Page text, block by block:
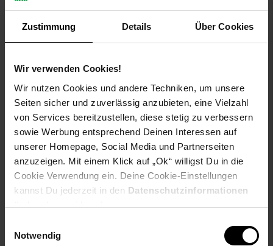
Zustimmung Details Über Cookies
Wir verwenden Cookies!
Wir nutzen Cookies und andere Techniken, um unsere
Seiten sicher und zuverlässig anzubieten, eine Vielzahl
von Services bereitzustellen, diese stetig zu verbessern
sowie Werbung entsprechend Deinen Interessen auf
unserer Homepage, Social Media und Partnerseiten
anzuzeigen. Mit einem Klick auf „Ok“ willigst Du in die
Cookie Verwendung ein. Deine Cookie-Einstellungen
kannst Du jederzeit in den Datenschutzinformationen
ändern bzw. widerrufen.
Notwendig
Produktbeschreibung
Unser geräumiges Gewächszelt ist winterfest und schützt
Deine Pflanzen, Gemüse, Obstbäume, Kräuter, Blumen
zuverlässig vor Wetter und Ungeziefer. Das Pflanzenzelt ist
lichtdurchlässig und schafft ein warmes Klima, womit selbst
die anspruchsvollsten Pflanzen ideale Bedingungen für ihr
Wachstum haben. Die Seitenwände bestehen aus wasserfester
PE-Folie und der Rahmen aus pulverbeschichtetem Metall. Das
Folienzelt ist somit sehr stabil, rostfrei und langlebig. Mit
seinen Maßen ist dieses große Tomatengewächshaus selbst
verschließbare Frontöffnung begehbar. Die einfache